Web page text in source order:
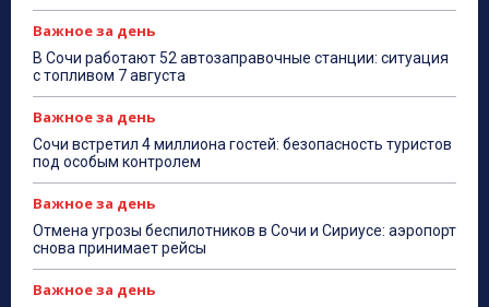
Важное за день
В Сочи работают 52 автозаправочные станции: ситуация
с топливом 7 августа
Важное за день
Сочи встретил 4 миллиона гостей: безопасность туристов
под особым контролем
Важное за день
Отмена угрозы беспилотников в Сочи и Сириусе: аэропорт
снова принимает рейсы
Важное за день